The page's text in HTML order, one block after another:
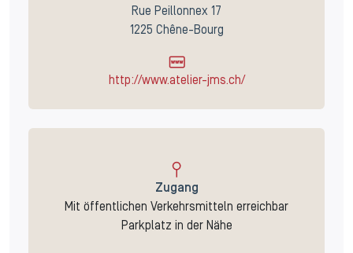
Rue Peillonnex 17
1225 Chêne-Bourg
http://www.atelier-jms.ch/
Zugang
Mit öffentlichen Verkehrsmitteln erreichbar
Parkplatz in der Nähe